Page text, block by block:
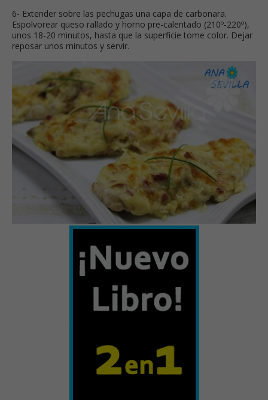
6- Extender sobre las pechugas una capa de carbonara.
Espolvorear queso rallado y horno pre-calentado (210º-220º),
unos 18-20 minutos, hasta que la superficie tome color. Dejar
reposar unos minutos y servir.